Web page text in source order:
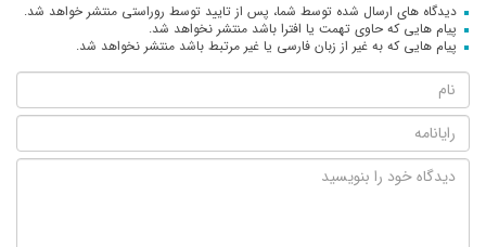
دیدگاه های ارسال شده توسط شما، پس از تایید توسط روراستی منتشر خواهد شد.
پیام هایی که حاوی تهمت یا افترا باشد منتشر نخواهد شد.
پیام هایی که به غیر از زبان فارسی یا غیر مرتبط باشد منتشر نخواهد شد.